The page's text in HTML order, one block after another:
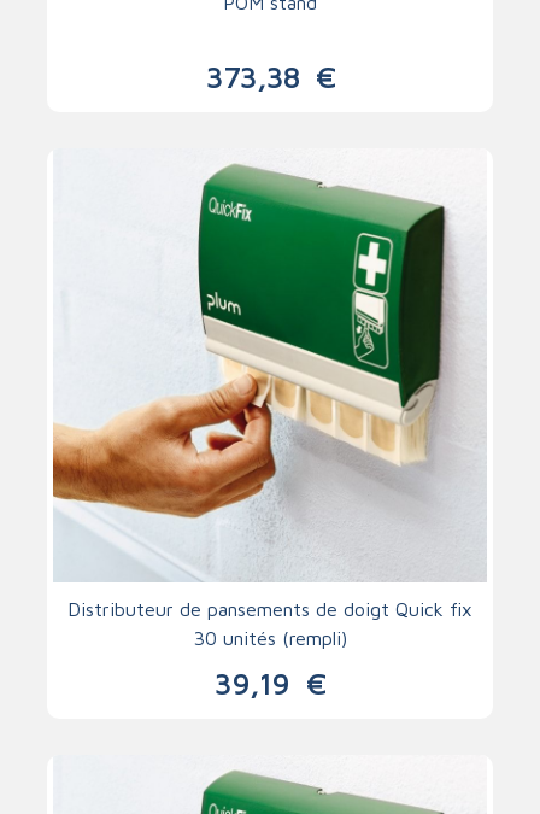
373,38 €
Distributeur de pansements de doigt Quick fix
30 unités (rempli)
39,19 €